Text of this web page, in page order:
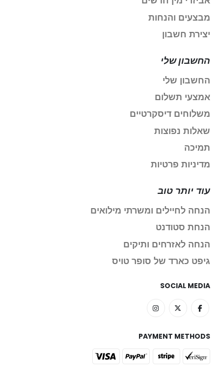
מבצעים והנחות
יצירת חשבון
החשבון שלי
החשבון שלי
אמצעי תשלום
משלוחים דיסקרטיים
שאלות נפוצות
תמיכה
מדיניות פרטיות
עוד יותר טוב
הנחה לחיילים ומשרתי מילואים
הנחת סטודנט
הנחה לאזרחים ותיקים
גיפט כארד של סופר טויס
SOCIAL MEDIA
PAYMENT METHODS